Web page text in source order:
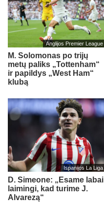
Anglijos Premier League
M. Solomonas po trijų
metų paliks „Tottenham“
ir papildys „West Ham“
klubą
Ispanijos La Liga
D. Simeone: „Esame labai
laimingi, kad turime J.
Alvarezą“